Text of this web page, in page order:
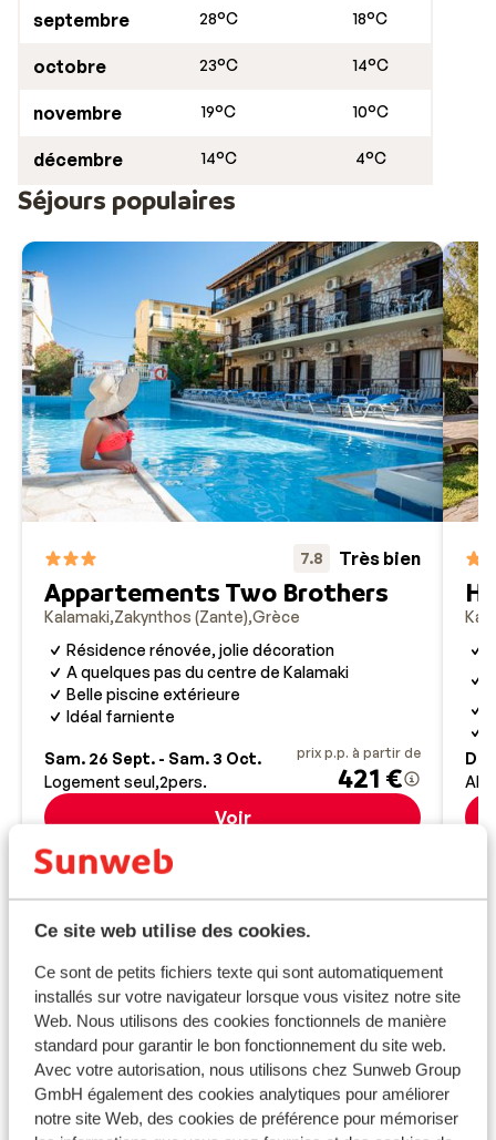
Ce site web utilise des cookies.
Ce sont de petits fichiers texte qui sont automatiquement
installés sur votre navigateur lorsque vous visitez notre site
Web. Nous utilisons des cookies fonctionnels de manière
standard pour garantir le bon fonctionnement du site web.
Avec votre autorisation, nous utilisons chez Sunweb Group
GmbH également des cookies analytiques pour améliorer
notre site Web, des cookies de préférence pour mémoriser
septembre 28°C 18°C
octobre 23°C 14°C
novembre 19°C 10°C
décembre 14°C 4°C
Séjours populaires
7.8 Très bien
Appartements Two Brothers
Kalamaki Zakynthos (Zante) Grèce
Résidence rénovée, jolie décoration
A quelques pas du centre de Kalamaki
Belle piscine extérieure
Idéal farniente
Sam. 26 Sept. - Sam. 3 Oct.
Logement seul 2pers.
prix p.p. à partir de
421 €
Voir
All
Informations pratiques
* ATTENTION ! NFORMATION IMPORTANTE *
Tous les voyageurs doivent remplir le formulaire «
Passenger Locator Form » (un formulaire par famille),
minimum 24 heures avant leur arrivée en Grèce. Vous